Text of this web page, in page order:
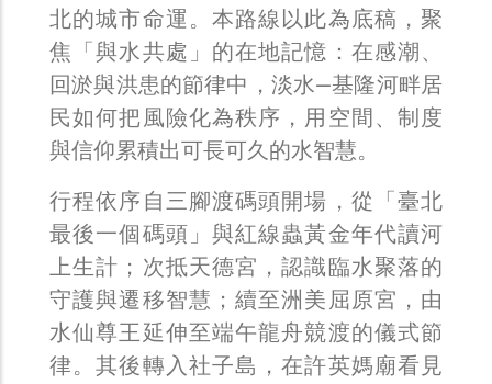
北的城市命運。本路線以此為底稿，聚
焦「與水共處」的在地記憶：在感潮、
回淤與洪患的節律中，淡水—基隆河畔居
民如何把風險化為秩序，用空間、制度
與信仰累積出可長可久的水智慧。
行程依序自三腳渡碼頭開場，從「臺北
最後一個碼頭」與紅線蟲黃金年代讀河
上生計；次抵天德宮，認識臨水聚落的
守護與遷移智慧；續至洲美屈原宮，由
水仙尊王延伸至端午龍舟競渡的儀式節
律。其後轉入社子島，在許英媽廟看見